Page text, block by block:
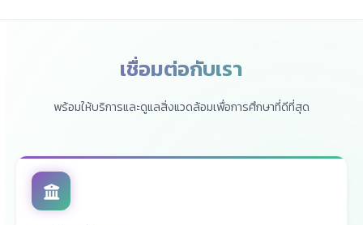
เชื่อมต่อกับเรา
พร้อมให้บริการและดูแลสิ่งแวดล้อมเพื่อการศึกษาที่ดีที่สุด